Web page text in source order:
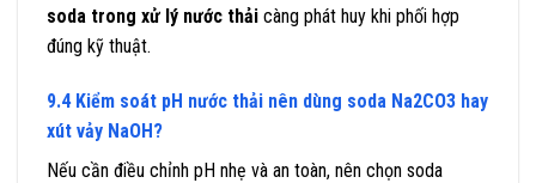
soda trong xử lý nước thải càng phát huy khi phối hợp
đúng kỹ thuật.
9.4 Kiểm soát pH nước thải nên dùng soda Na2CO3 hay
xút vảy NaOH?
Nếu cần điều chỉnh pH nhẹ và an toàn, nên chọn soda